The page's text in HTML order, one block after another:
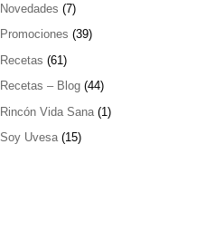
Novedades (7)
Promociones (39)
Recetas (61)
Recetas – Blog (44)
Rincón Vida Sana (1)
Soy Uvesa(15)